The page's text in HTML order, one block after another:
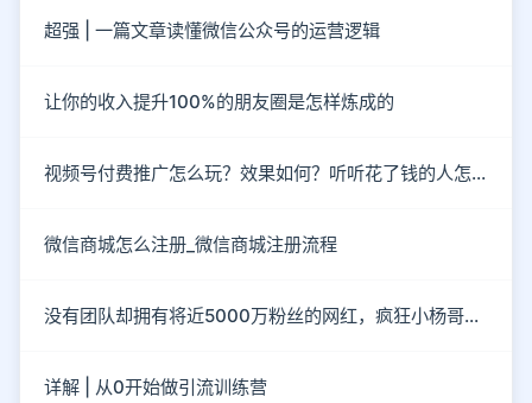
超强 | 一篇文章读懂微信公众号的运营逻辑
让你的收入提升100%的朋友圈是怎样炼成的
视频号付费推广怎么玩？效果如何？听听花了钱的人怎么说？
微信商城怎么注册_微信商城注册流程
没有团队却拥有将近5000万粉丝的网红，疯狂小杨哥到底有“多疯狂”？
详解 | 从0开始做引流训练营